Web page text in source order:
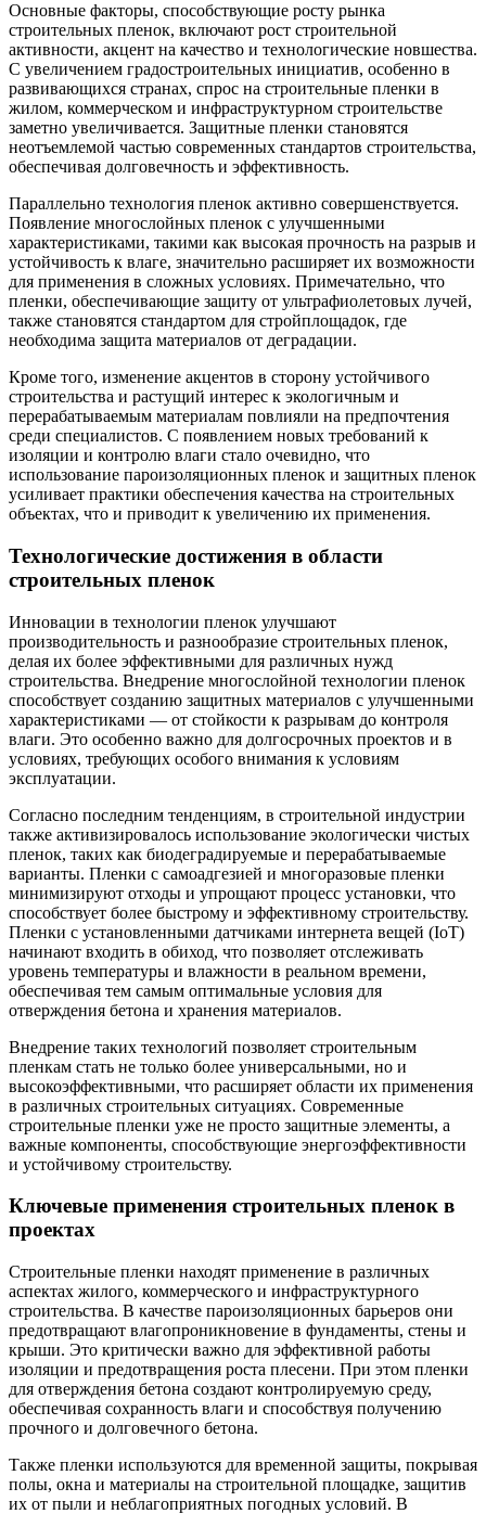
Основные факторы, способствующие росту рынка
строительных пленок, включают рост строительной
активности, акцент на качество и технологические новшества.
С увеличением градостроительных инициатив, особенно в
развивающихся странах, спрос на строительные пленки в
жилом, коммерческом и инфраструктурном строительстве
заметно увеличивается. Защитные пленки становятся
неотъемлемой частью современных стандартов строительства,
обеспечивая долговечность и эффективность.
Параллельно технология пленок активно совершенствуется.
Появление многослойных пленок с улучшенными
характеристиками, такими как высокая прочность на разрыв и
устойчивость к влаге, значительно расширяет их возможности
для применения в сложных условиях. Примечательно, что
пленки, обеспечивающие защиту от ультрафиолетовых лучей,
также становятся стандартом для стройплощадок, где
необходима защита материалов от деградации.
Кроме того, изменение акцентов в сторону устойчивого
строительства и растущий интерес к экологичным и
перерабатываемым материалам повлияли на предпочтения
среди специалистов. С появлением новых требований к
изоляции и контролю влаги стало очевидно, что
использование пароизоляционных пленок и защитных пленок
усиливает практики обеспечения качества на строительных
объектах, что и приводит к увеличению их применения.
Технологические достижения в области
строительных пленок
Инновации в технологии пленок улучшают
производительность и разнообразие строительных пленок,
делая их более эффективными для различных нужд
строительства. Внедрение многослойной технологии пленок
способствует созданию защитных материалов с улучшенными
характеристиками — от стойкости к разрывам до контроля
влаги. Это особенно важно для долгосрочных проектов и в
условиях, требующих особого внимания к условиям
эксплуатации.
Согласно последним тенденциям, в строительной индустрии
также активизировалось использование экологически чистых
пленок, таких как биодеградируемые и перерабатываемые
варианты. Пленки с самоадгезией и многоразовые пленки
минимизируют отходы и упрощают процесс установки, что
способствует более быстрому и эффективному строительству.
Пленки с установленными датчиками интернета вещей (IoT)
начинают входить в обиход, что позволяет отслеживать
уровень температуры и влажности в реальном времени,
обеспечивая тем самым оптимальные условия для
отверждения бетона и хранения материалов.
Внедрение таких технологий позволяет строительным
пленкам стать не только более универсальными, но и
высокоэффективными, что расширяет области их применения
в различных строительных ситуациях. Современные
строительные пленки уже не просто защитные элементы, а
важные компоненты, способствующие энергоэффективности
и устойчивому строительству.
Ключевые применения строительных пленок в
проектах
Строительные пленки находят применение в различных
аспектах жилого, коммерческого и инфраструктурного
строительства. В качестве пароизоляционных барьеров они
предотвращают влагопроникновение в фундаменты, стены и
крыши. Это критически важно для эффективной работы
изоляции и предотвращения роста плесени. При этом пленки
для отверждения бетона создают контролируемую среду,
обеспечивая сохранность влаги и способствуя получению
прочного и долговечного бетона.
Также пленки используются для временной защиты, покрывая
полы, окна и материалы на строительной площадке, защитив
их от пыли и неблагоприятных погодных условий. В